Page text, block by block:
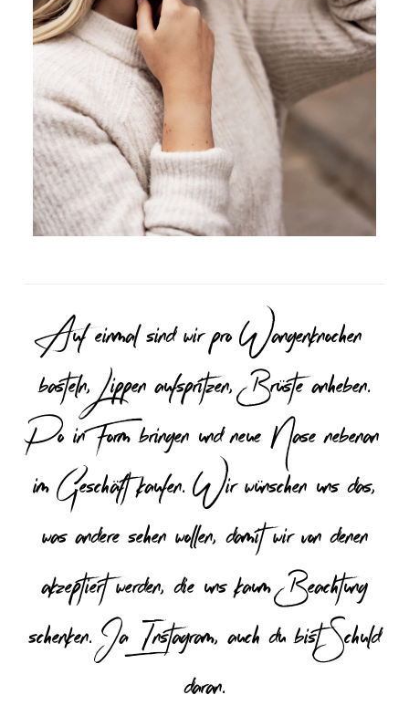
Auf einmal sind wir pro Wangenknochen
basteln, Lippen aufspritzen, Brüste anheben.
Po in Form bringen und neue Nase nebenan
im Geschäft kaufen. Wir wünschen uns das,
was andere sehen wollen, damit wir von denen
akzeptiert werden, die uns kaum Beachtung
schenken. Ja Instagram, auch du bist Schuld
daran.